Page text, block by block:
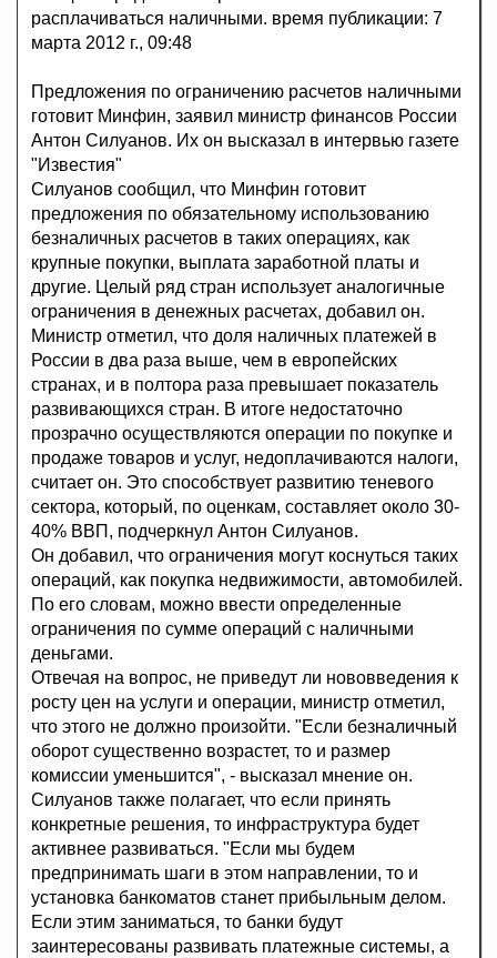
расплачиваться наличными. время публикации: 7
марта 2012 г., 09:48
Предложения по ограничению расчетов наличными
готовит Минфин, заявил министр финансов России
Антон Силуанов. Их он высказал в интервью газете
"Известия"
Силуанов сообщил, что Минфин готовит
предложения по обязательному использованию
безналичных расчетов в таких операциях, как
крупные покупки, выплата заработной платы и
другие. Целый ряд стран использует аналогичные
ограничения в денежных расчетах, добавил он.
Министр отметил, что доля наличных платежей в
России в два раза выше, чем в европейских
странах, и в полтора раза превышает показатель
развивающихся стран. В итоге недостаточно
прозрачно осуществляются операции по покупке и
продаже товаров и услуг, недоплачиваются налоги,
считает он. Это способствует развитию теневого
сектора, который, по оценкам, составляет около 30-
40% ВВП, подчеркнул Антон Силуанов.
Он добавил, что ограничения могут коснуться таких
операций, как покупка недвижимости, автомобилей.
По его словам, можно ввести определенные
ограничения по сумме операций с наличными
деньгами.
Отвечая на вопрос, не приведут ли нововведения к
росту цен на услуги и операции, министр отметил,
что этого не должно произойти. "Если безналичный
оборот существенно возрастет, то и размер
комиссии уменьшится", - высказал мнение он.
Силуанов также полагает, что если принять
конкретные решения, то инфраструктура будет
активнее развиваться. "Если мы будем
предпринимать шаги в этом направлении, то и
установка банкоматов станет прибыльным делом.
Если этим заниматься, то банки будут
заинтересованы развивать платежные системы, а